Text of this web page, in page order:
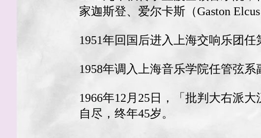
家迦斯登、爱尔卡斯（Gaston Elcus
1951年回国后进入上海交响乐团
1958年调入上海音乐学院任管弦
1966年12月25日，「批判大右派
自尽，终年45岁。